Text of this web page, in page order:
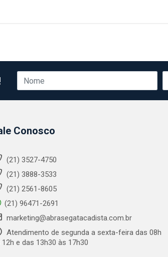
Conosco
(21) 3527-4750
(21) 3888-3533
(21) 2561-8605
(21) 96471-2691
marketing@abrasegatacadista.com.br
Atendimento de segunda a sexta-feira das 08h
12h e das 13h30 às 17h30